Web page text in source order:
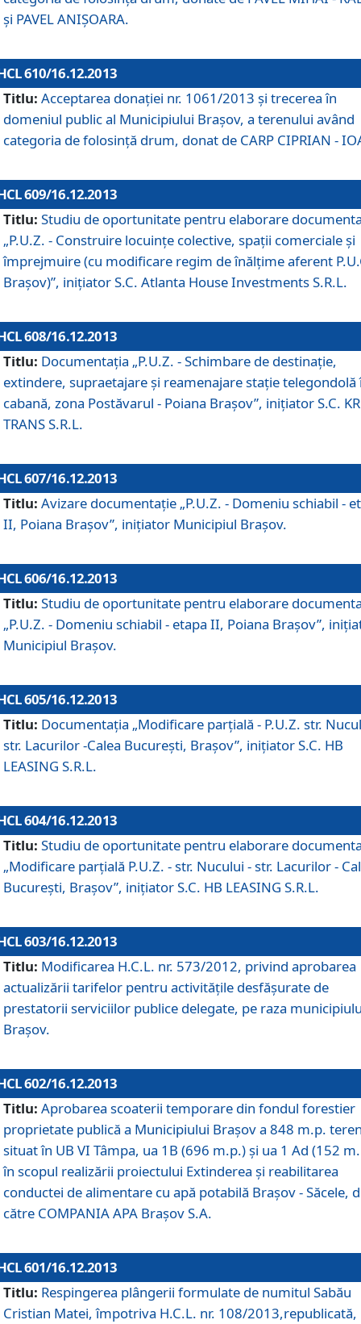
şi PAVEL ANIŞOARA.
610/16.12.2013
Titlu: Acceptarea donaţiei nr. 1061/2013 şi trecerea în
domeniul public al Municipiului Braşov, a terenului având
categoria de folosinţă drum, donat de CARP CIPRIAN -
609/16.12.2013
Titlu: Studiu de oportunitate pentru elaborare
„P.U.Z. - Construire locuinţe colective, spaţii comerciale şi
împrejmuire (cu modificare regim de înălţime aferent
Braşov)”, iniţiator S.C. Atlanta House Investments S.R.L.
608/16.12.2013
Titlu: Documentaţia „P.U.Z. - Schimbare de destinaţie,
extindere, supraetajare şi reamenajare staţie telegondolă
cabană, zona Postăvarul - Poiana Braşov”, iniţiator S.C.
TRANS S.R.L.
607/16.12.2013
Titlu: Avizare documentaţie „P.U.Z. - Domeniu schiabil -
II, Poiana Braşov”, iniţiator Municipiul Braşov.
606/16.12.2013
Titlu: Studiu de oportunitate pentru elaborare
„P.U.Z. - Domeniu schiabil - etapa II, Poiana Braşov”,
Municipiul Braşov.
605/16.12.2013
Titlu: Documentaţia „Modificare parţială - P.U.Z. str.
str. Lacurilor -Calea Bucureşti, Braşov”, iniţiator S.C. HB
LEASING S.R.L.
604/16.12.2013
Titlu: Studiu de oportunitate pentru elaborare
„Modificare parţială P.U.Z. - str. Nucului - str. Lacurilor -
Bucureşti, Braşov”, iniţiator S.C. HB LEASING S.R.L.
603/16.12.2013
Titlu: Modificarea H.C.L. nr. 573/2012, privind aprobarea
actualizării tarifelor pentru activităţile desfăşurate de
prestatorii serviciilor publice delegate, pe raza
Braşov.
602/16.12.2013
Titlu: Aprobarea scoaterii temporare din fondul forestier
proprietate publică a Municipiului Braşov a 848 m.p.
situat în UB VI Tâmpa, ua 1B (696 m.p.) şi ua 1 Ad (152
în scopul realizării proiectului Extinderea şi reabilitarea
conductei de alimentare cu apă potabilă Braşov - Săcele,
către COMPANIA APA Braşov S.A.
601/16.12.2013
Titlu: Respingerea plângerii formulate de numitul Sabău
Cristian Matei, împotriva H.C.L. nr. 108/2013,republicată,